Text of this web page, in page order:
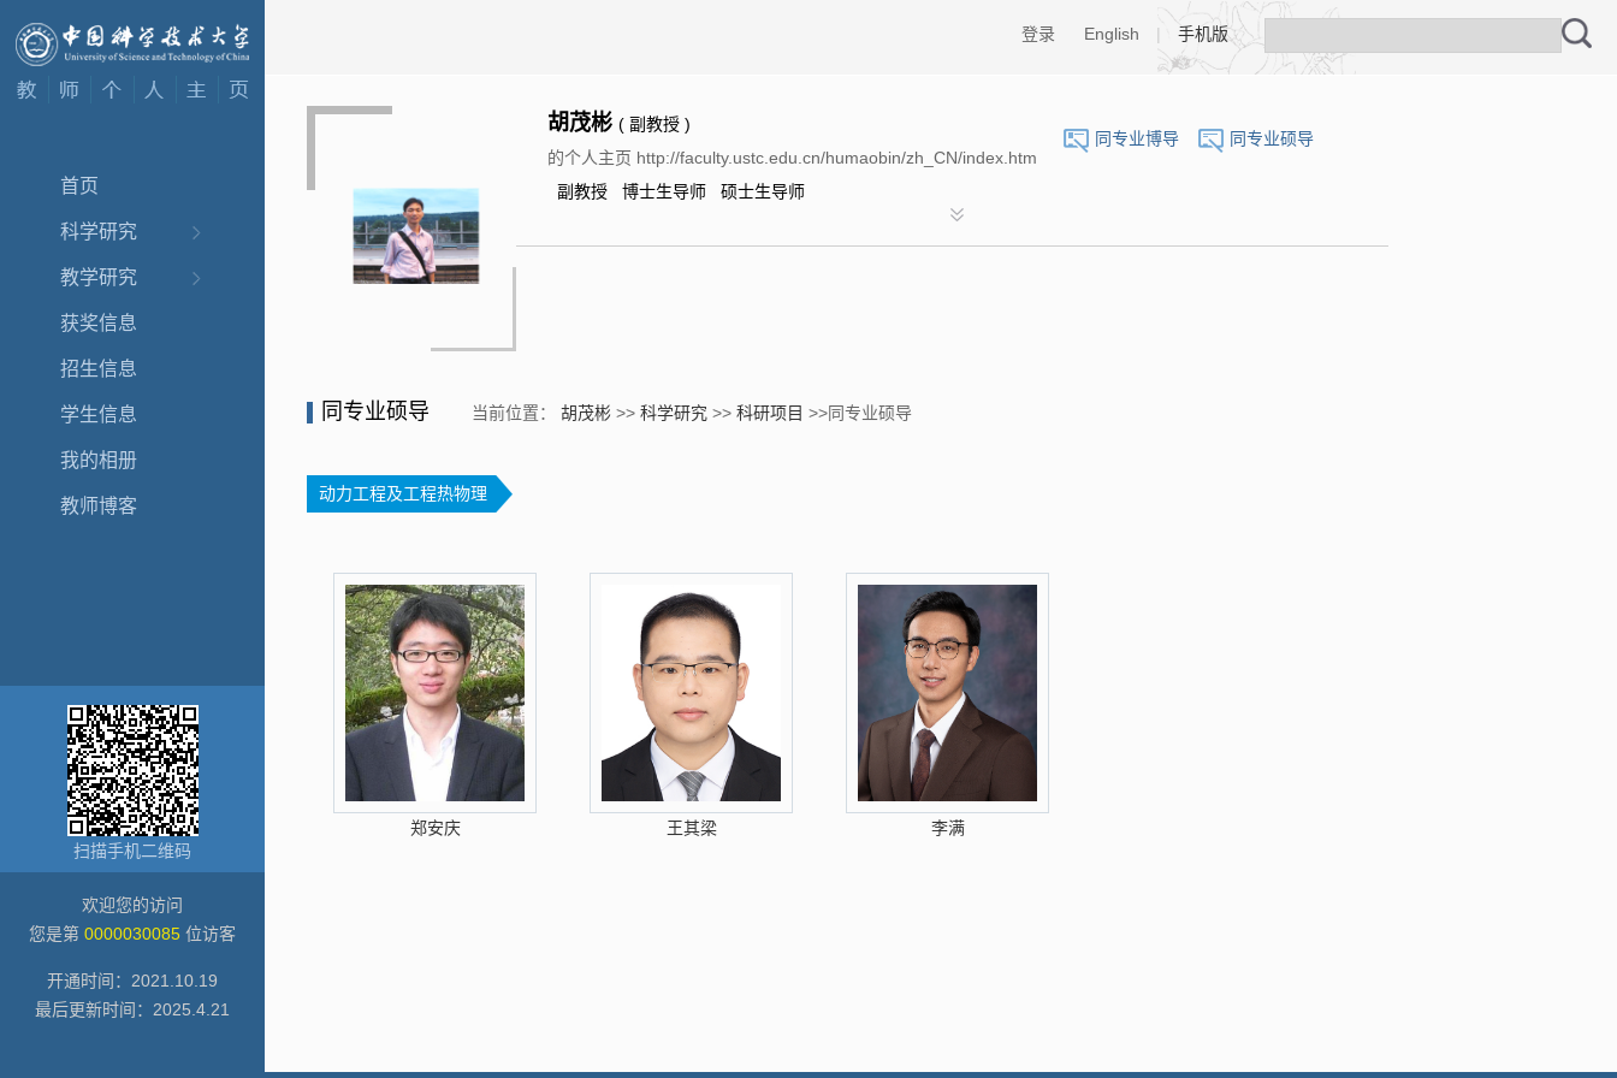
首页
科学研究
教学研究
获奖信息
招生信息
学生信息
我的相册
教师博客
扫描手机二维码
欢迎您的访问
您是第 0000030085 位访客
开通时间： 2021 10 19
最后更新时间： 2025 4 21
登录 English | 手机版
同专业博导 同专业硕导
胡茂彬 ( 副教授 )
的个人主页 http://faculty.ustc.edu.cn/humaobin/zh_CN/index.htm
副教授 博士生导师 硕士生导师
同专业硕导 当前位置： 胡茂彬 >> 科学研究 >> 科研项目 >>同专业硕导
动力工程及工程热物理
郑安庆 王其梁 李满